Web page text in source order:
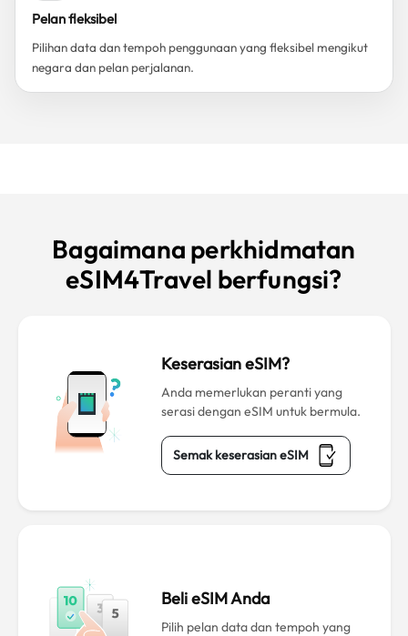
Pelan fleksibel
Pilihan data dan tempoh penggunaan yang fleksibel mengikut
negara dan pelan perjalanan.
Bagaimana perkhidmatan
eSIM4Travel berfungsi?
Keserasian eSIM?
Anda memerlukan peranti yang
serasi dengan eSIM untuk bermula.
Semak keserasian eSIM
Beli eSIM Anda
Pilih pelan data dan tempoh yang